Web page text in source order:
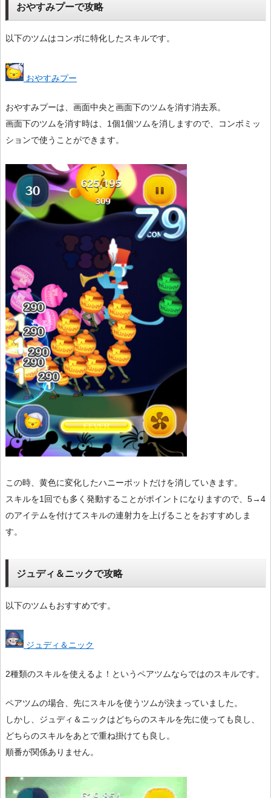
おやすみプーで攻略
以下のツムはコンボに特化したスキルです。
おやすみプー
おやすみプーは、画面中央と画面下のツムを消す消去系。
画面下のツムを消す時は、1個1個ツムを消しますので、コンボミッ
ションで使うことができます。
この時、黄色に変化したハニーポットだけを消していきます。
スキルを1回でも多く発動することがポイントになりますので、5→4
のアイテムを付けてスキルの連射力を上げることをおすすめしま
す。
ジュディ＆ニックで攻略
以下のツムもおすすめです。
ジュディ＆ニック
2種類のスキルを使えるよ！というペアツムならではのスキルです。
ペアツムの場合、先にスキルを使うツムが決まっていました。
しかし、ジュディ＆ニックはどちらのスキルを先に使っても良し、
どちらのスキルをあとで重ね掛けても良し。
順番が関係ありません。